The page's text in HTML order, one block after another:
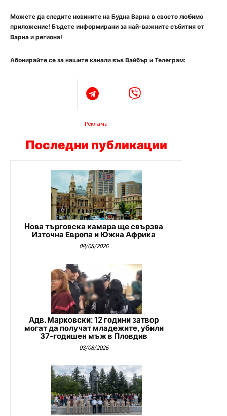
Можете да следите новините на Будна Варна в своето любимо
приложение! Бъдете информирани за най-важните събития от
Варна и региона!
Абонирайте се за нашите канали във Вайбър и Телеграм:
Реклама
Последни публикации
Нова търговска камара ще свързва
Източна Европа и Южна Африка
08/08/2026
Адв. Марковски: 12 години затвор
могат да получат младежите, убили
37-годишен мъж в Пловдив
08/08/2026